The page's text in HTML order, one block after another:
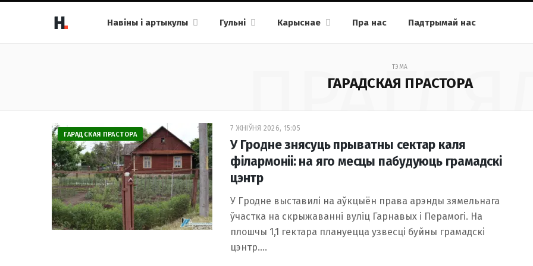
Навіны і артыкулы Гульні Карыснае Пра нас Падтрымай нас
ТЭМА
ГАРАДСКАЯ ПРАСТОРА
ПРАГЛЯД
ГАРАДСКАЯ ПРАСТОРА
7 ЖНІЎНЯ 2026, 15:05
У Гродне знясуць прыватны сектар каля
філармоніі: на яго месцы пабудуюць грамадскі
цэнтр
У Гродне выставилі на аўкцыён права арэнды зямельнага
ўчастка на скрыжаванні вуліц Гарнавых і Перамогі. На
плошчы 1,1 гектара плануецца узвесці буйны грамадскі
цэнтр.…